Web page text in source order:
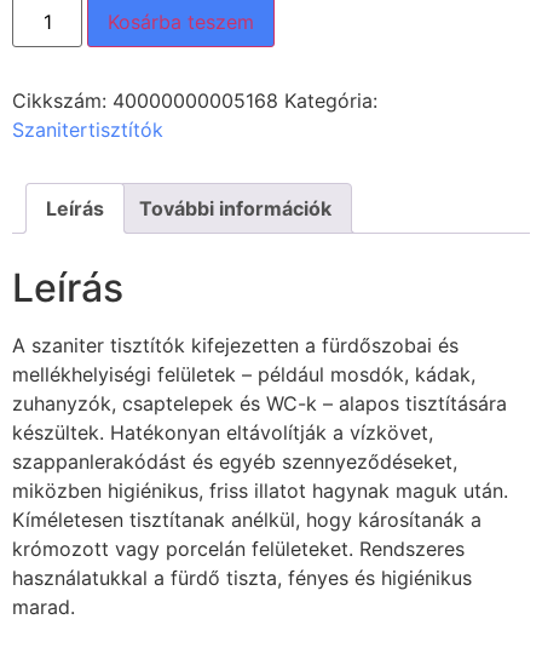
Kosárba teszem
Cikkszám: 40000000005168 Kategória:
Szanitertisztítók
Leírás További információk
Leírás
A szaniter tisztítók kifejezetten a fürdőszobai és
mellékhelyiségi felületek – például mosdók, kádak,
zuhanyzók, csaptelepek és WC-k – alapos tisztítására
készültek. Hatékonyan eltávolítják a vízkövet,
szappanlerakódást és egyéb szennyeződéseket,
miközben higiénikus, friss illatot hagynak maguk után.
Kíméletesen tisztítanak anélkül, hogy károsítanák a
krómozott vagy porcelán felületeket. Rendszeres
használatukkal a fürdő tiszta, fényes és higiénikus
marad.